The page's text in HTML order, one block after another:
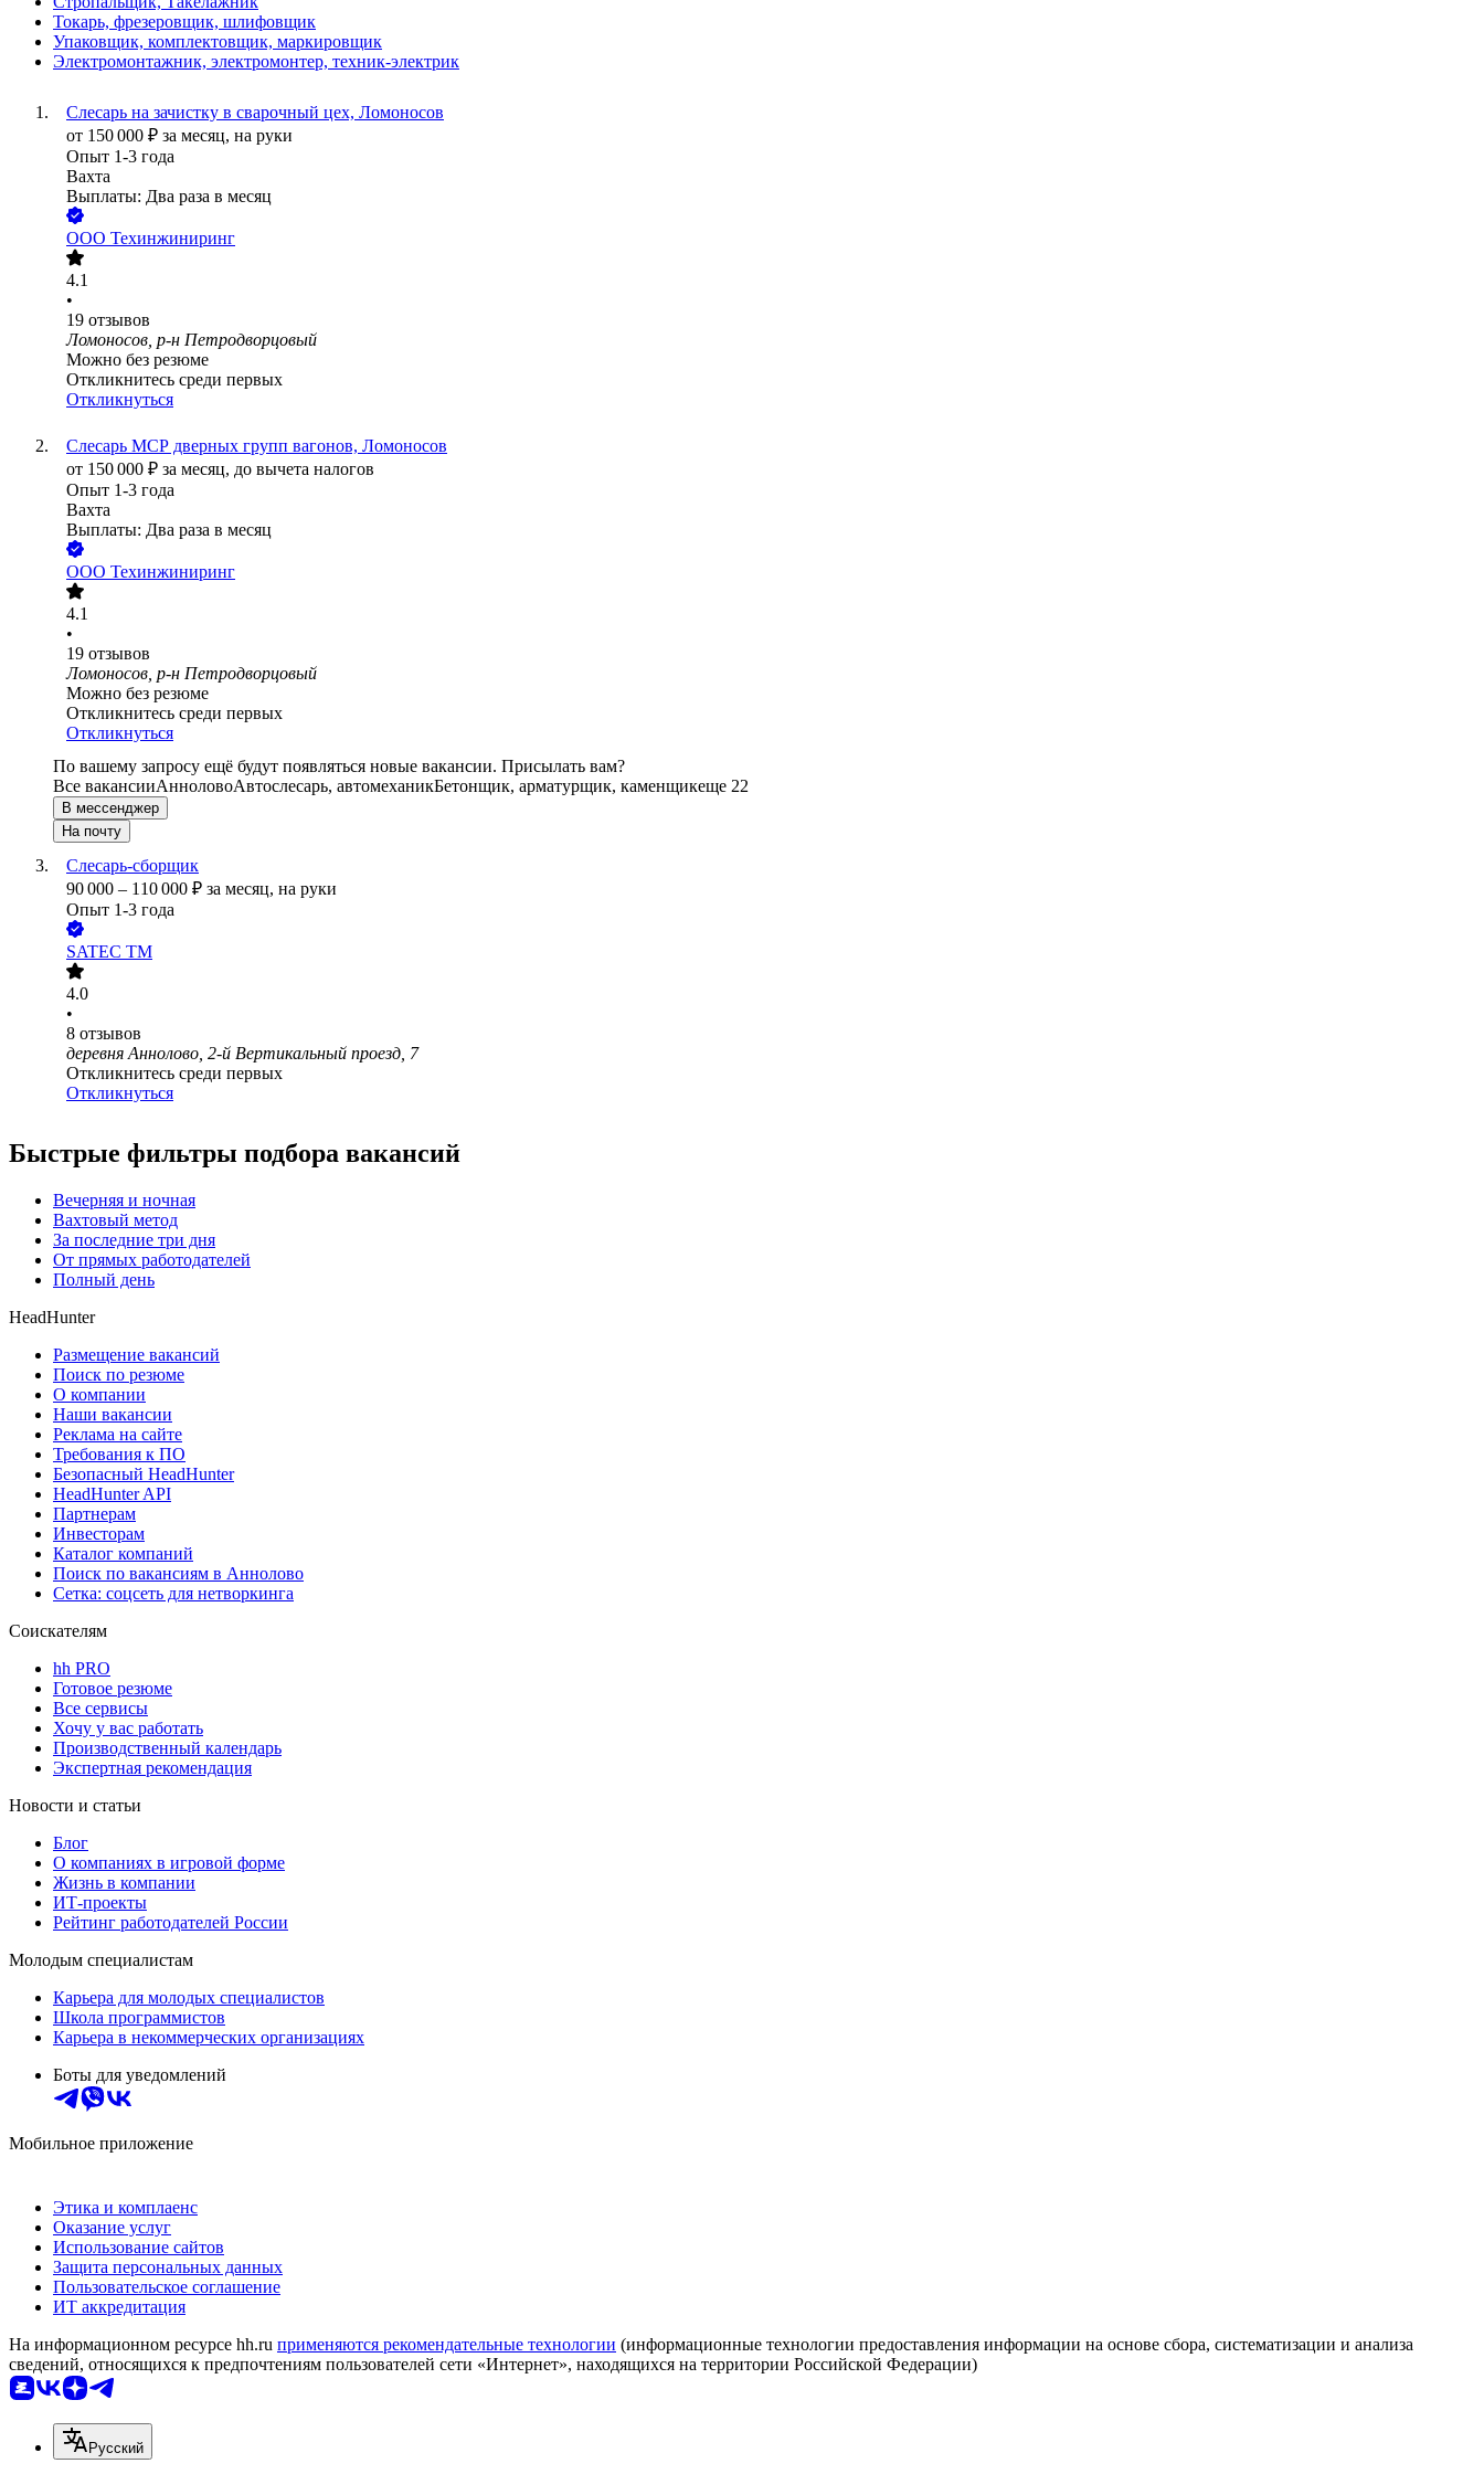
Токарь, фрезеровщик, шлифовщик
Упаковщик, комплектовщик, маркировщик
Электромонтажник, электромонтер, техник-электрик
Слесарь на зачистку в сварочный цех, Ломоносов
от 150 000 ₽ за месяц, на руки
Опыт 1-3 года
Вахта
Выплаты: Два раза в месяц
ООО Техинжиниринг
4.1
•
19 отзывов
Ломоносов, р-н Петродворцовый
Можно без резюме
Откликнитесь среди первых
Откликнуться
Слесарь МСР дверных групп вагонов, Ломоносов
от 150 000 ₽ за месяц, до вычета налогов
Опыт 1-3 года
Вахта
Выплаты: Два раза в месяц
ООО Техинжиниринг
4.1
•
19 отзывов
Ломоносов, р-н Петродворцовый
Можно без резюме
Откликнитесь среди первых
Откликнуться
По вашему запросу ещё будут появляться новые вакансии. Присылать вам?
Все вакансииАнноловоАвтослесарь, автомеханикБетонщик, арматурщик, каменщикеще 22
В мессенджер
На почту
Слесарь-сборщик
90 000 – 110 000 ₽ за месяц, на руки
Опыт 1-3 года
SATEC TM
4.0
•
8 отзывов
деревня Аннолово, 2-й Вертикальный проезд, 7
Откликнитесь среди первых
Откликнуться
Быстрые фильтры подбора вакансий
Вечерняя и ночная
Вахтовый метод
За последние три дня
От прямых работодателей
Полный день
HeadHunter
Размещение вакансий
Поиск по резюме
О компании
Наши вакансии
Реклама на сайте
Требования к ПО
Безопасный HeadHunter
HeadHunter API
Партнерам
Инвесторам
Каталог компаний
Поиск по вакансиям в Аннолово
Сетка: соцсеть для нетворкинга
Соискателям
hh PRO
Готовое резюме
Все сервисы
Хочу у вас работать
Производственный календарь
Экспертная рекомендация
Новости и статьи
Блог
О компаниях в игровой форме
Жизнь в компании
ИТ-проекты
Рейтинг работодателей России
Молодым специалистам
Карьера для молодых специалистов
Школа программистов
Карьера в некоммерческих организациях
Боты для уведомлений
Мобильное приложение
Этика и комплаенс
Оказание услуг
Использование сайтов
Защита персональных данных
Пользовательское соглашение
ИТ аккредитация
На информационном ресурсе hh.ru применяются рекомендательные технологии (информационные технологии предоставления информации на основе сбора, систематизации и анализа
сведений, относящихся к предпочтениям пользователей сети «Интернет», находящихся на территории Российской Федерации)
Русский